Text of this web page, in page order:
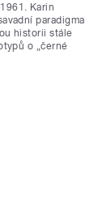
Karin
paradigma
historii stále
o „černé